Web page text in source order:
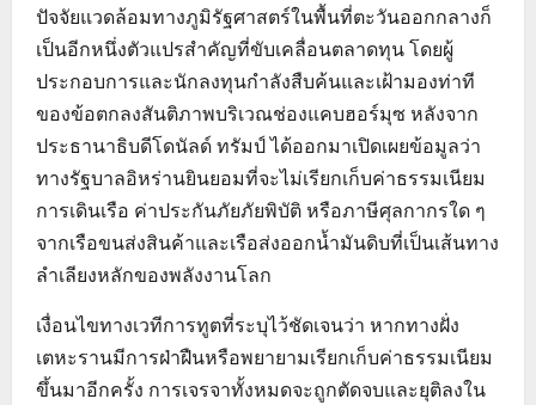
ปัจจัยแวดล้อมทางภูมิรัฐศาสตร์ในพื้นที่ตะวันออกกลางก็
เป็นอีกหนึ่งตัวแปรสำคัญที่ขับเคลื่อนตลาดทุน โดยผู้
ประกอบการและนักลงทุนกำลังสืบค้นและเฝ้ามองท่าที
ของข้อตกลงสันติภาพบริเวณช่องแคบฮอร์มุซ หลังจาก
ประธานาธิบดีโดนัลด์ ทรัมป์ ได้ออกมาเปิดเผยข้อมูลว่า
ทางรัฐบาลอิหร่านยินยอมที่จะไม่เรียกเก็บค่าธรรมเนียม
การเดินเรือ ค่าประกันภัยภัยพิบัติ หรือภาษีศุลกากรใด ๆ
จากเรือขนส่งสินค้าและเรือส่งออกน้ำมันดิบที่เป็นเส้นทาง
ลำเลียงหลักของพลังงานโลก
เงื่อนไขทางเวทีการทูตที่ระบุไว้ชัดเจนว่า หากทางฝั่ง
เตหะรานมีการฝ่าฝืนหรือพยายามเรียกเก็บค่าธรรมเนียม
ขึ้นมาอีกครั้ง การเจรจาทั้งหมดจะถูกตัดจบและยุติลงใน